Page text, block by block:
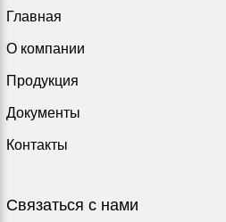
Главная
О компании
Продукция
Документы
Контакты
Связаться с нами